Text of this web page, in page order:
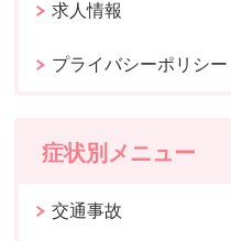
求人情報
プライバシーポリシー
症状別メニュー
交通事故